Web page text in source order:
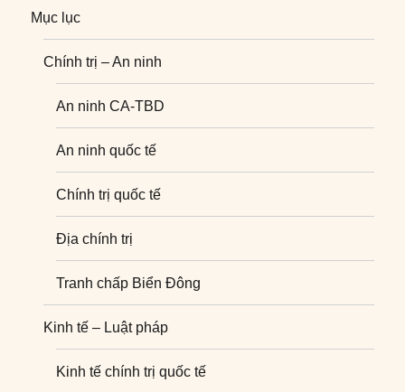
Mục lục
Chính trị – An ninh
An ninh CA-TBD
An ninh quốc tế
Chính trị quốc tế
Địa chính trị
Tranh chấp Biển Đông
Kinh tế – Luật pháp
Kinh tế chính trị quốc tế